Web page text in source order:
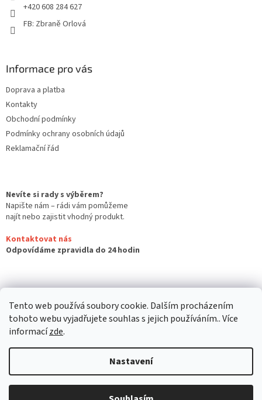
Tento web používá soubory cookie. Dalším procházením
tohoto webu vyjadřujete souhlas s jejich používáním.. Více
informacízde.
Nastavení
+420 608 284 627
FB: Zbraně Orlová
Informace pro vás
Doprava a platba
Kontakty
Obchodní podmínky
Podmínky ochrany osobních údajů
Reklamační řád
Nevíte si rady s výběrem?
Napište nám – rádi vám pomůžeme
najít nebo zajistit vhodný produkt.
Kontaktovat nás
Odpovídáme zpravidla do 24 hodin
Vytvořil Shoptet